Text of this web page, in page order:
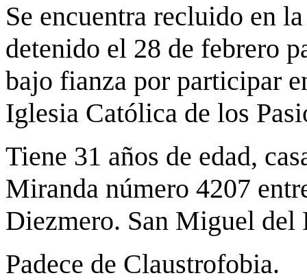
Se encuentra recluido en
detenido el 28 de febrero
bajo fianza por participar
Iglesia Católica de los
Tiene 31 años de edad,
Miranda número 4207
Diezmero. San Miguel del
Padece de Claustrofobia.